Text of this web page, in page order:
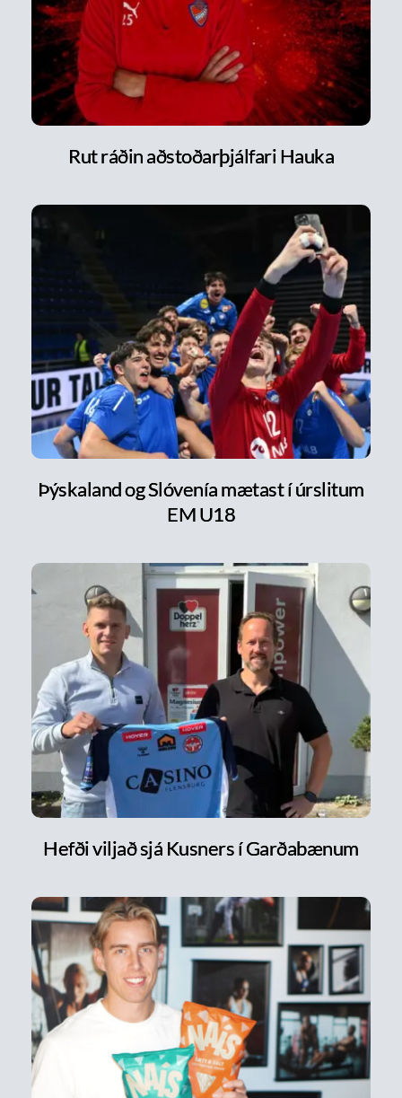
Rut ráðin aðstoðarþjálfari Hauka
Þýskaland og Slóvenía mætast í úrslitum
EM U18
Hefði viljað sjá Kusners í Garðabænum